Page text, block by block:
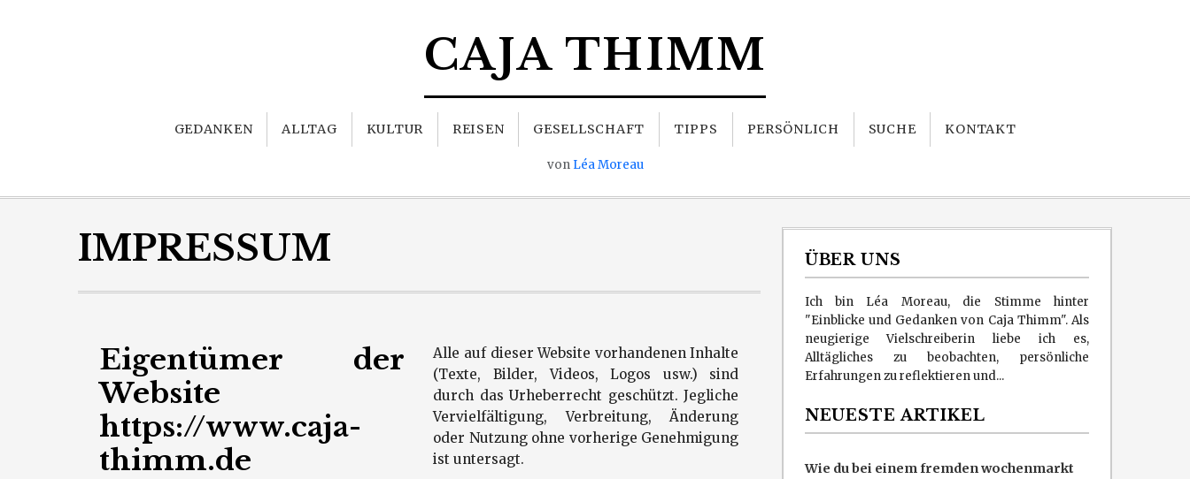
CAJA THIMM
GEDANKEN ALLTAG KULTUR REISEN GESELLSCHAFT TIPPS PERSÖNLICH SUCHE KONTAKT
von Léa Moreau
IMPRESSUM
Eigentümer der
Website
https://www.caja-
thimm.de
Alle auf dieser Website vorhandenen Inhalte
(Texte, Bilder, Videos, Logos usw.) sind
durch das Urheberrecht geschützt. Jegliche
Vervielfältigung, Verbreitung, Änderung
oder Nutzung ohne vorherige Genehmigung
ist untersagt.
ÜBER UNS
Ich bin Léa Moreau, die Stimme hinter
"Einblicke und Gedanken von Caja Thimm". Als
neugierige Vielschreiberin liebe ich es,
Alltägliches zu beobachten, persönliche
Erfahrungen zu reflektieren und...
NEUESTE ARTIKEL
Wie du bei einem fremden wochenmarkt